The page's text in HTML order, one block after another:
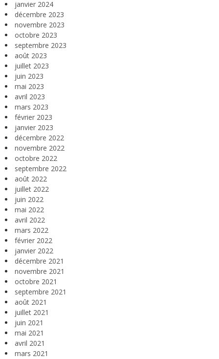
janvier 2024
décembre 2023
novembre 2023
octobre 2023
septembre 2023
août 2023
juillet 2023
juin 2023
mai 2023
avril 2023
mars 2023
février 2023
janvier 2023
décembre 2022
novembre 2022
octobre 2022
septembre 2022
août 2022
juillet 2022
juin 2022
mai 2022
avril 2022
mars 2022
février 2022
janvier 2022
décembre 2021
novembre 2021
octobre 2021
septembre 2021
août 2021
juillet 2021
juin 2021
mai 2021
avril 2021
mars 2021